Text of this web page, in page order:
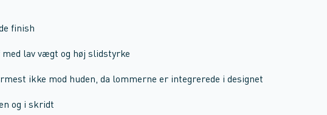
finish
lav vægt og høj slidstyrke
ikke mod huden, da lommerne er integrerede i designet
og i skridt